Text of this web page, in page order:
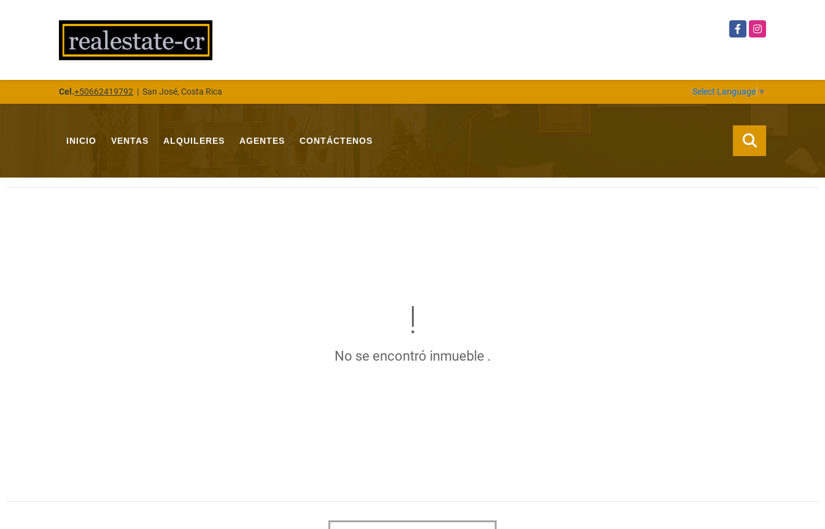
FacebookInstagram
Cel.+50662419792 | San José, Costa Rica Select Language ▼
INICIO VENTAS ALQUILERES AGENTES CONTÁCTENOS
No se encontró inmueble .